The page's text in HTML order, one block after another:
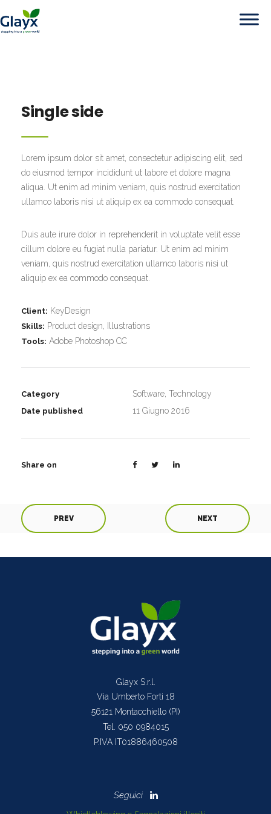
Single side
Lorem ipsum dolor sit amet, consectetur adipiscing elit, sed
do eiusmod tempor incididunt ut labore et dolore magna
aliqua. Ut enim ad minim veniam, quis nostrud exercitation
ullamco laboris nisi ut aliquip ex ea commodo consequat.
Duis aute irure dolor in reprehenderit in voluptate velit esse
cillum dolore eu fugiat nulla pariatur. Ut enim ad minim
veniam, quis nostrud exercitation ullamco laboris nisi ut
aliquip ex ea commodo consequat.
Client: KeyDesign
Skills: Product design, Illustrations
Tools: Adobe Photoshop CC
Category Software, Technology
Date published 11 Giugno 2016
Share on
PREV NEXT
Glayx S.r.l.
Via Umberto Forti 18
56121 Montacchiello (PI)
Tel. 050 0984015
P.IVA IT01886460508